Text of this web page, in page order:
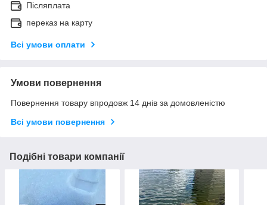
Післяплата
переказ на карту
Всі умови оплати
Умови повернення
Повернення товару впродовж 14 днів за домовленістю
Всі умови повернення
Подібні товари компанії